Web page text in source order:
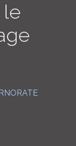
LOGIN
ENGLISH
le